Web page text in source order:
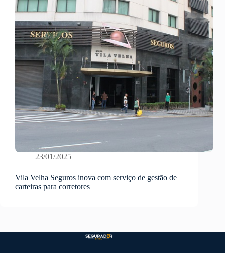
23/01/2025
Vila Velha Seguros inova com serviço de gestão de
carteiras para corretores